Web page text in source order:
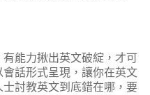
能力揪出英文破綻，才可
話形式呈現，讓你在英文
討教英文到底錯在哪，要